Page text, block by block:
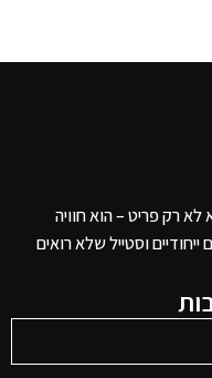
לא רק פריט – הוא חוויה
וסטייל שלא רואים